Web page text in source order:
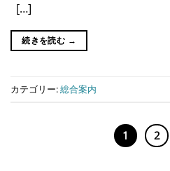
[…]
続きを読む →
カテゴリー:総合案内
1 2